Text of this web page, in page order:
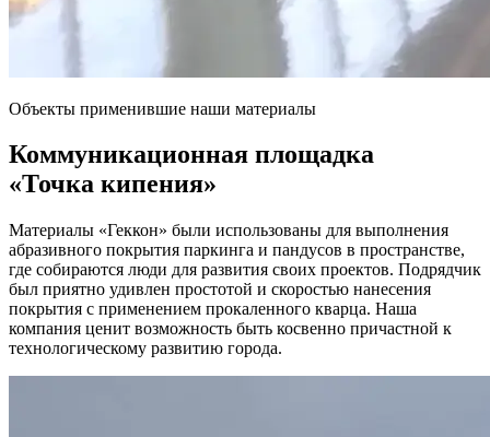
Объекты применившие наши материалы
Коммуникационная площадка
«Точка кипения»
Материалы «Геккон» были использованы для выполнения
абразивного покрытия паркинга и пандусов в пространстве,
где собираются люди для развития своих проектов. Подрядчик
был приятно удивлен простотой и скоростью нанесения
покрытия с применением прокаленного кварца. Наша
компания ценит возможность быть косвенно причастной к
технологическому развитию города.